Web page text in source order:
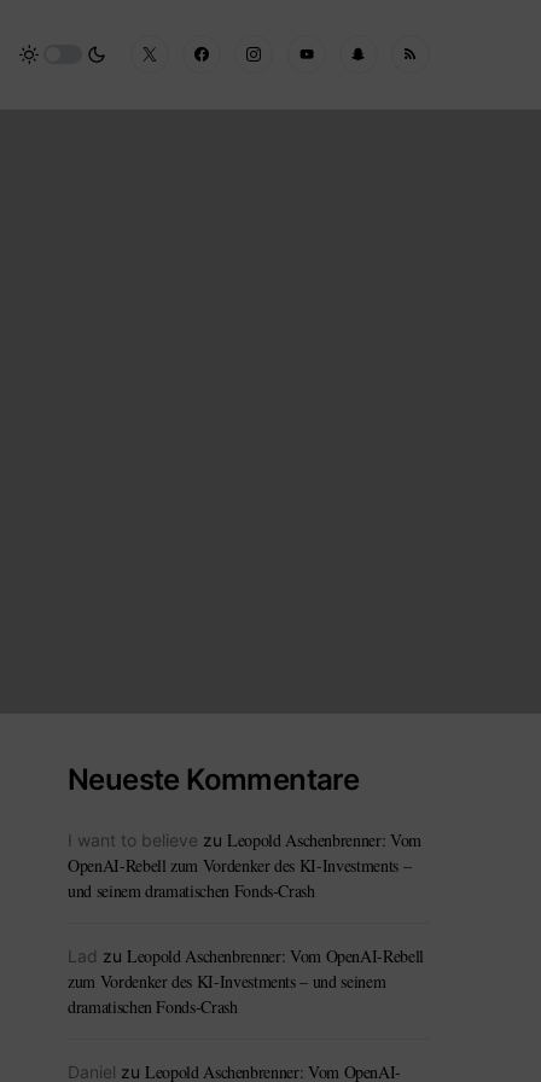
Neueste Kommentare
I want to believe zu Leopold Aschenbrenner: Vom
OpenAI-Rebell zum Vordenker des KI-Investments –
und seinem dramatischen Fonds-Crash
Lad zu Leopold Aschenbrenner: Vom OpenAI-Rebell
zum Vordenker des KI-Investments – und seinem
dramatischen Fonds-Crash
Daniel zu Leopold Aschenbrenner: Vom OpenAI-